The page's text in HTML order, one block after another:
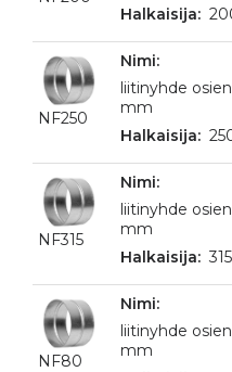
NF250
liitinyhde
mm
NF315
liitinyhde
mm
NF80
liitinyhde
mm